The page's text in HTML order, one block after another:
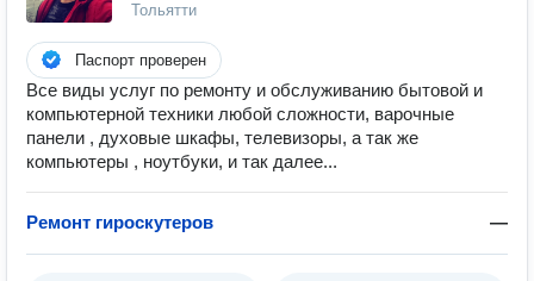
Тольятти
Паспорт проверен
Все виды услуг по ремонту и обслуживанию бытовой и
компьютерной техники любой сложности, варочные
панели , духовые шкафы, телевизоры, а так же
компьютеры , ноутбуки, и так далее...
Ремонт гироскутеров —